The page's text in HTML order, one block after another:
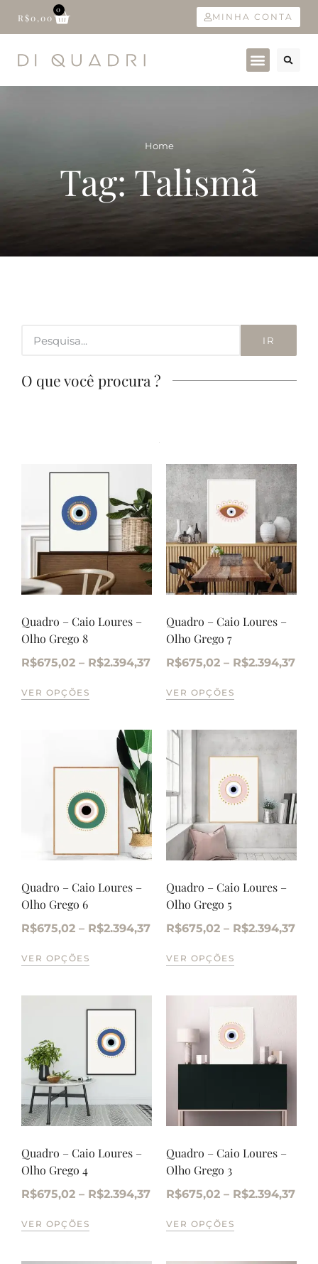
R$0,00
0
MINHA CONTA
Home
Tag: Talismã
IR
O que você procura ?
Quadro – Caio Loures –
Olho Grego 8
R$675,02 – R$2.394,37
VER OPÇÕES
Quadro – Caio Loures –
Olho Grego 7
R$675,02 – R$2.394,37
VER OPÇÕES
Quadro – Caio Loures –
Olho Grego 6
R$675,02 – R$2.394,37
VER OPÇÕES
Quadro – Caio Loures –
Olho Grego 5
R$675,02 – R$2.394,37
VER OPÇÕES
Quadro – Caio Loures –
Olho Grego 4
R$675,02 – R$2.394,37
VER OPÇÕES
Quadro – Caio Loures –
Olho Grego 3
R$675,02 – R$2.394,37
VER OPÇÕES